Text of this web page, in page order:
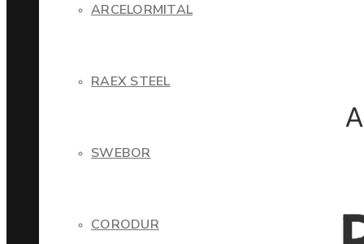
ARCELORMITAL
RAEX STEEL
SWEBOR
CORODUR